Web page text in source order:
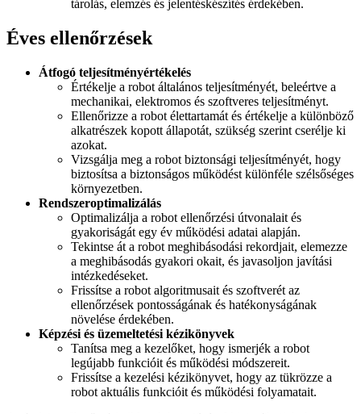
tárolás, elemzés és jelentéskészítés érdekében.
Éves ellenőrzések
Átfogó teljesítményértékelés
Értékelje a robot általános teljesítményét, beleértve a
mechanikai, elektromos és szoftveres teljesítményt.
Ellenőrizze a robot élettartamát és értékelje a különböző
alkatrészek kopott állapotát, szükség szerint cserélje ki
azokat.
Vizsgálja meg a robot biztonsági teljesítményét, hogy
biztosítsa a biztonságos működést különféle szélsőséges
környezetben.
Rendszeroptimalizálás
Optimalizálja a robot ellenőrzési útvonalait és
gyakoriságát egy év működési adatai alapján.
Tekintse át a robot meghibásodási rekordjait, elemezze
a meghibásodás gyakori okait, és javasoljon javítási
intézkedéseket.
Frissítse a robot algoritmusait és szoftverét az
ellenőrzések pontosságának és hatékonyságának
növelése érdekében.
Képzési és üzemeltetési kézikönyvek
Tanítsa meg a kezelőket, hogy ismerjék a robot
legújabb funkcióit és működési módszereit.
Frissítse a kezelési kézikönyvet, hogy az tükrözze a
robot aktuális funkcióit és működési folyamatait.